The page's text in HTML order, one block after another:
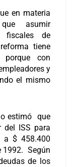
en materia
asumir
fiscales de
tiene
porque con
y
el mismo
estimó que
del ISS para
a $ 458.400
1992. Según
de los